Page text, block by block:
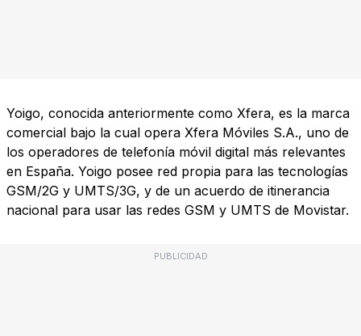
Yoigo, conocida anteriormente como Xfera, es la marca
comercial bajo la cual opera Xfera Móviles S.A., uno de
los operadores de telefonía móvil digital más relevantes
en España. Yoigo posee red propia para las tecnologías
GSM/2G y UMTS/3G, y de un acuerdo de itinerancia
nacional para usar las redes GSM y UMTS de Movistar.
PUBLICIDAD